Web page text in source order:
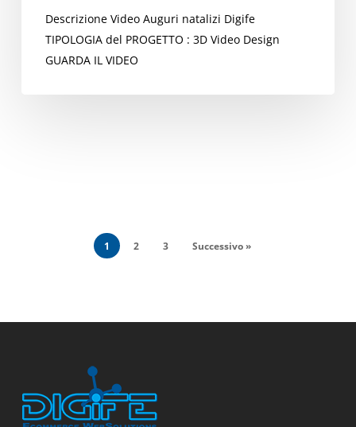
Descrizione Video Auguri natalizi Digife
TIPOLOGIA del PROGETTO : 3D Video Design
GUARDA IL VIDEO
1 2 3 Successivo »